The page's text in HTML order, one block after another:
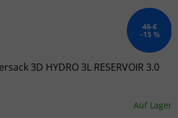
45 €
–15 %
3D HYDRO 3L RESERVOIR 3.0
Auf Lager